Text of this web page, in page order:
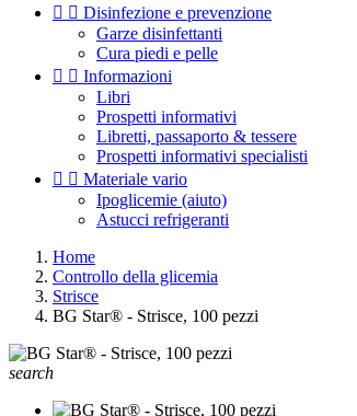
  Disinfezione e prevenzione
Garze disinfettanti
Cura piedi e pelle
  Informazioni
Libri
Prospetti informativi
Libretti, passaporto & tessere
Prospetti informativi specialisti
  Materiale vario
Ipoglicemie (aiuto)
Astucci refrigeranti
Home
Controllo della glicemia
Strisce
BG Star® - Strisce, 100 pezzi
search